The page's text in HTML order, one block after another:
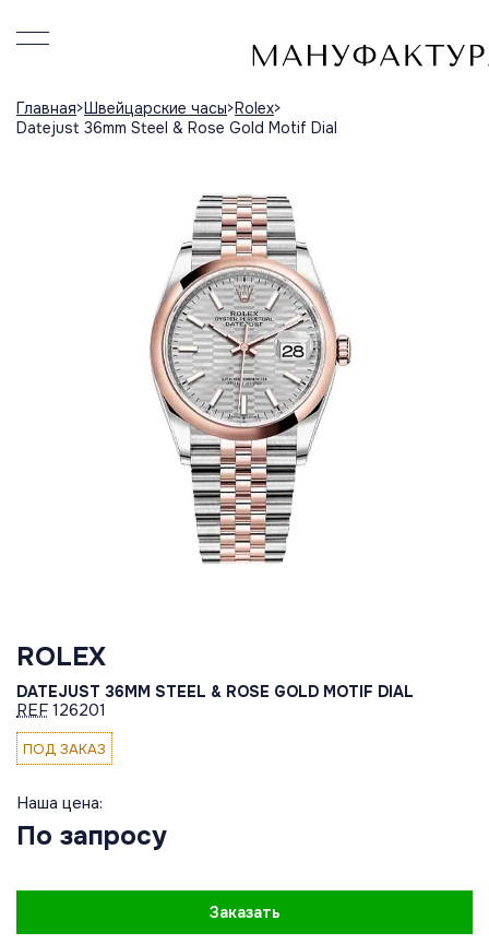
Главная Швейцарские часы Rolex
Datejust 36mm Steel & Rose Gold Motif Dial
ROLEX
DATEJUST 36MM STEEL & ROSE GOLD MOTIF DIAL
REF 126201
ПОД ЗАКАЗ
Наша цена:
По запросу
Заказать